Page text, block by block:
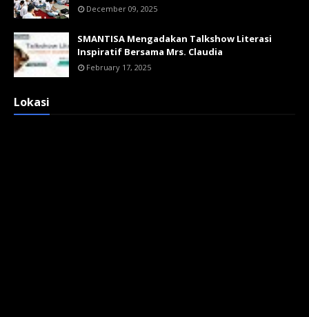
December 09, 2025
SMANTISA Mengadakan Talkshow Literasi
Inspiratif Bersama Mrs. Claudia
February 17, 2025
Lokasi